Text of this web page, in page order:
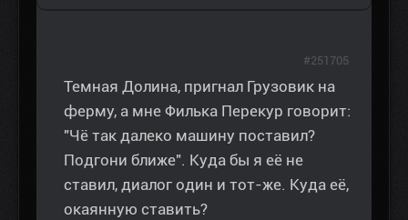
Темная Долина, пригнал Грузовик на
ферму, а мне Филька Перекур говорит:
"Чё так далеко машину поставил?
Подгони ближе". Куда бы я её не
ставил, диалог один и тот-же. Куда её,
окаянную ставить?
#251705